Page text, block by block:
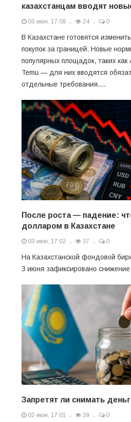
казахстанцам вводят
03-июн, 17:08 24 0
В Казахстане готовятся
покупок за границей. Новые
популярных площадок, таких как
Temu — для них вводятся
отдельные требования....
После роста — падение:
долларом в Казахстане
03-июн, 17:02 37 0
На Казахстанской фондовой
3 июня зафиксировано
Запретят ли снимать
02-июн, 17:01 39 0